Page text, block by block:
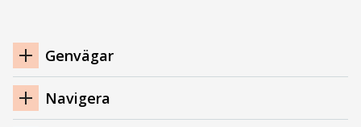
Navigation
sidfot
Genvägar
Navigera